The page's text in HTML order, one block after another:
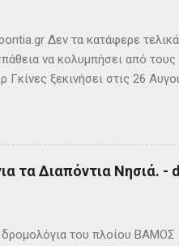
την αναφέρει πρώτο...
Δεν τα κατάφερε
να κολυμπήσει από
Γκίνες ξεκινήσει στις 26
Τη νύχτα ένα κοπάδι
τη προσπάθεια.
τα Διαπόντια Νησιά. -
του πλοίου